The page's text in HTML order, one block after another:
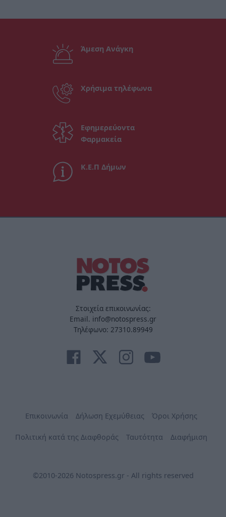
Άμεση Ανάγκη
Χρήσιμα τηλέφωνα
Εφημερεύοντα
Φαρμακεία
Κ.Ε.Π Δήμων
Στοιχεία επικοινωνίας:
Email. info@notospress.gr
Τηλέφωνο: 27310.89949
Επικοινωνία Δήλωση Εχεμύθειας Όροι Χρήσης
Πολιτική κατά της Διαφθοράς Ταυτότητα Διαφήμιση
©2010-2026 Notospress.gr - All rights reserved